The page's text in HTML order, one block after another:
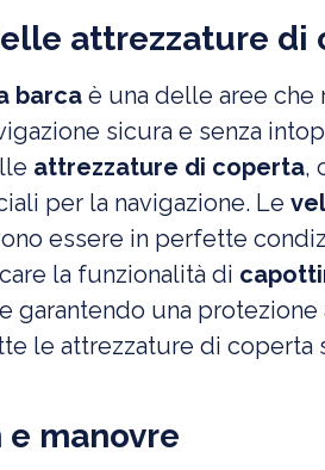
attrezzature di
barca è una delle aree
sicura e senza
attrezzature di coperta,
per la navigazione. Le
essere in perfette
la funzionalità di
garantendo una
le attrezzature di coperta
manovre